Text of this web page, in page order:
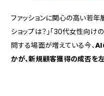
ファッションに関心の高い若年
ショップは？」「30代女性向け
問する場面が増えている今、AI
かが、新規顧客獲得の成否を